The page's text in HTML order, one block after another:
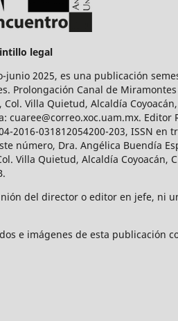
legal
2025, es una publicación
Canal de Miramontes
Villa Quietud, Alcaldía
Editor
2016-031812054200-203, ISSN
número, Dra. Angélica Buendía
Villa Quietud, Alcaldía Coyoacán,
del director o editor en jefe, ni
e imágenes de esta publicación